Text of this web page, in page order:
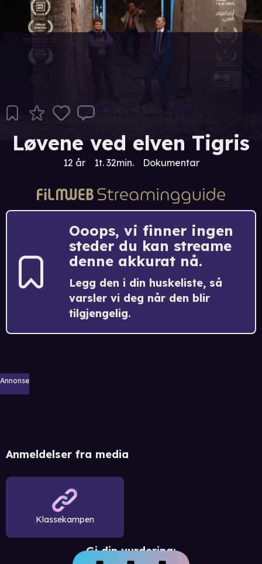
Løvene ved elven Tigris
12 år 1t. 32min. Dokumentar
Ooops, vi finner ingen
steder du kan streame
denne akkurat nå.
Legg den i din huskeliste, så
varsler vi deg når den blir
tilgjengelig.
Annonse
Anmeldelser fra media
Klassekampen
Gi din vurdering: